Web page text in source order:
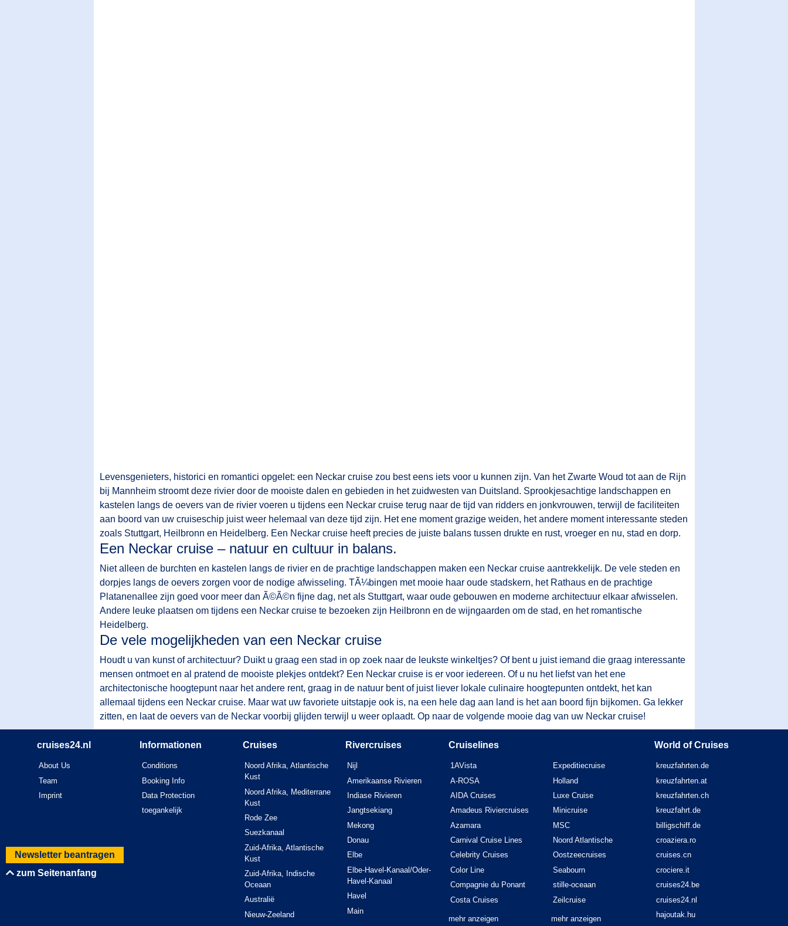
Levensgenieters, historici en romantici opgelet: een Neckar cruise zou best eens iets voor u kunnen zijn. Van het Zwarte Woud tot aan de Rijn
bij Mannheim stroomt deze rivier door de mooiste dalen en gebieden in het zuidwesten van Duitsland. Sprookjesachtige landschappen en
kastelen langs de oevers van de rivier voeren u tijdens een Neckar cruise terug naar de tijd van ridders en jonkvrouwen, terwijl de faciliteiten
aan boord van uw cruiseschip juist weer helemaal van deze tijd zijn. Het ene moment grazige weiden, het andere moment interessante steden
zoals Stuttgart, Heilbronn en Heidelberg. Een Neckar cruise heeft precies de juiste balans tussen drukte en rust, vroeger en nu, stad en dorp.
Een Neckar cruise – natuur en cultuur in balans.
Niet alleen de burchten en kastelen langs de rivier en de prachtige landschappen maken een Neckar cruise aantrekkelijk. De vele steden en
dorpjes langs de oevers zorgen voor de nodige afwisseling. TÃ¼bingen met mooie haar oude stadskern, het Rathaus en de prachtige
Platanenallee zijn goed voor meer dan Ã©Ã©n fijne dag, net als Stuttgart, waar oude gebouwen en moderne architectuur elkaar afwisselen.
Andere leuke plaatsen om tijdens een Neckar cruise te bezoeken zijn Heilbronn en de wijngaarden om de stad, en het romantische
Heidelberg.
De vele mogelijkheden van een Neckar cruise
Houdt u van kunst of architectuur? Duikt u graag een stad in op zoek naar de leukste winkeltjes? Of bent u juist iemand die graag interessante
mensen ontmoet en al pratend de mooiste plekjes ontdekt? Een Neckar cruise is er voor iedereen. Of u nu het liefst van het ene
architectonische hoogtepunt naar het andere rent, graag in de natuur bent of juist liever lokale culinaire hoogtepunten ontdekt, het kan
allemaal tijdens een Neckar cruise. Maar wat uw favoriete uitstapje ook is, na een hele dag aan land is het aan boord fijn bijkomen. Ga lekker
zitten, en laat de oevers van de Neckar voorbij glijden terwijl u weer oplaadt. Op naar de volgende mooie dag van uw Neckar cruise!
Newsletter beantragen
zum Seitenanfang
cruises24.nl
About Us
Team
Imprint
Informationen
Conditions
Booking Info
Data Protection
toegankelijk
Cruises
Noord Afrika, Atlantische
Kust
Noord Afrika, Mediterrane
Kust
Rode Zee
Suezkanaal
Zuid-Afrika, Atlantische
Kust
Zuid-Afrika, Indische
Oceaan
Australië
Nieuw-Zeeland
Rivercruises
Nijl
Amerikaanse Rivieren
Indiase Rivieren
Jangtsekiang
Mekong
Donau
Elbe
Elbe-Havel-Kanaal/Oder-
Havel-Kanaal
Havel
Main
Cruiselines
1AVista
A-ROSA
AIDA Cruises
Amadeus Riviercruises
Azamara
Carnival Cruise Lines
Celebrity Cruises
Color Line
Compagnie du Ponant
Costa Cruises
mehr anzeigen
Expeditiecruise
Holland
Luxe Cruise
Minicruise
MSC
Noord Atlantische
Oostzeecruises
Seabourn
stille-oceaan
Zeilcruise
mehr anzeigen
World of Cruises
kreuzfahrten.de
kreuzfahrten.at
kreuzfahrten.ch
kreuzfahrt.de
billigschiff.de
croaziera.ro
cruises.cn
crociere.it
cruises24.be
cruises24.nl
hajoutak.hu